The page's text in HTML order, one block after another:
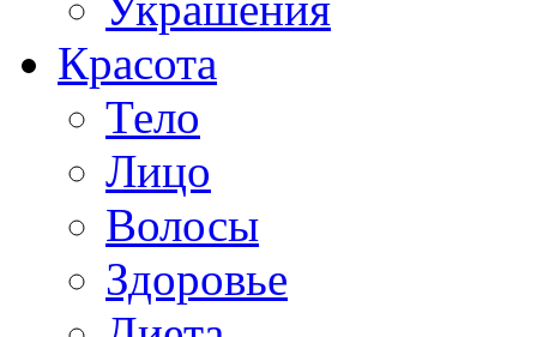
Красота
Тело
Лицо
Волосы
Здоровье